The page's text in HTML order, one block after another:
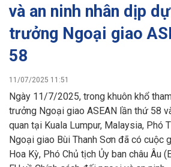
và an ninh nhân dịp
trưởng Ngoại giao
58
11/07/2025 11:51
Ngày 11/7/2025, trong khuôn khổ
trưởng Ngoại giao ASEAN lần thứ 58
quan tại Kuala Lumpur, Malaysia, Phó
Ngoại giao Bùi Thanh Sơn đã có cuộc
Hoa Kỳ, Phó Chủ tịch Ủy ban châu Âu